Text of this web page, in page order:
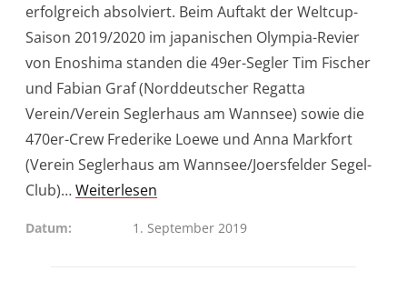
erfolgreich absolviert. Beim Auftakt der Weltcup-
Saison 2019/2020 im japanischen Olympia-Revier
von Enoshima standen die 49er-Segler Tim Fischer
und Fabian Graf (Norddeutscher Regatta
Verein/Verein Seglerhaus am Wannsee) sowie die
470er-Crew Frederike Loewe und Anna Markfort
(Verein Seglerhaus am Wannsee/Joersfelder Segel-
Club)…Weiterlesen
Datum 1. September 2019